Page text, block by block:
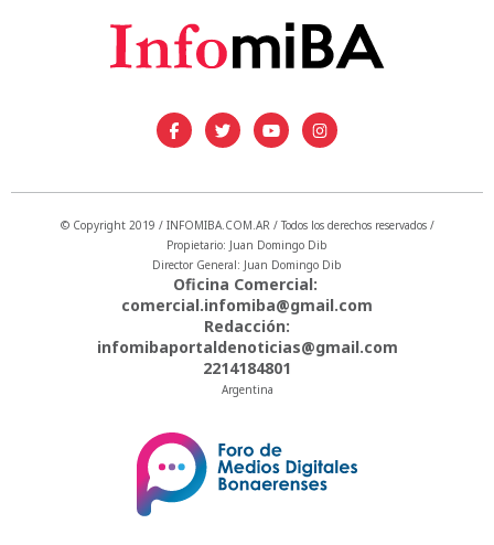
© Copyright 2019 / INFOMIBA.COM.AR / Todos los derechos reservados /
Propietario: Juan Domingo Dib
Director General: Juan Domingo Dib
Oficina Comercial:
comercial.infomiba@gmail.com
Redacción:
infomibaportaldenoticias@gmail.com
2214184801
Argentina